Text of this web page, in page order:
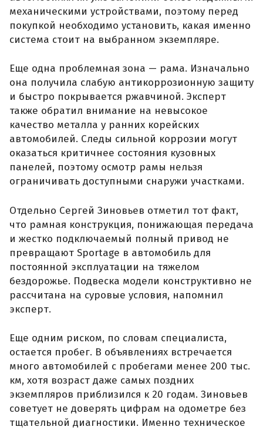
механическими устройствами, поэтому перед
покупкой необходимо установить, какая именно
система стоит на выбранном экземпляре.
Еще одна проблемная зона — рама. Изначально
она получила слабую антикоррозионную защиту
и быстро покрывается ржавчиной. Эксперт
также обратил внимание на невысокое
качество металла у ранних корейских
автомобилей. Следы сильной коррозии могут
оказаться критичнее состояния кузовных
панелей, поэтому осмотр рамы нельзя
ограничивать доступными снаружи участками.
Отдельно Сергей Зиновьев отметил тот факт,
что рамная конструкция, понижающая передача
и жестко подключаемый полный привод не
превращают Sportage в автомобиль для
постоянной эксплуатации на тяжелом
бездорожье. Подвеска модели конструктивно не
рассчитана на суровые условия, напомнил
эксперт.
Еще одним риском, по словам специалиста,
остается пробег. В объявлениях встречается
много автомобилей с пробегами менее 200 тыс.
км, хотя возраст даже самых поздних
экземпляров приблизился к 20 годам. Зиновьев
советует не доверять цифрам на одометре без
тщательной диагностики. Именно техническое